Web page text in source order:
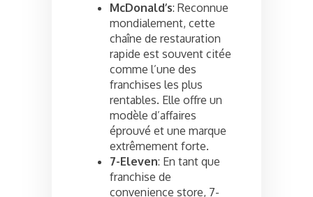
McDonald’s: Reconnue
mondialement, cette
chaîne de restauration
rapide est souvent citée
comme l’une des
franchises les plus
rentables. Elle offre un
modèle d’affaires
éprouvé et une marque
extrêmement forte.
7-Eleven: En tant que
franchise de
convenience store, 7-